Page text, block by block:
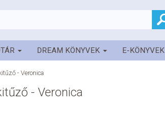
DREAM KÖNYVEK E-KÖNYVEK
- Veronica
- Veronica